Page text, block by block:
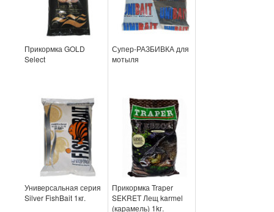
Прикормка GOLD
Select
Супер-РАЗБИВКА для
мотыля
Универсальная серия
Silver FishBait 1кг.
Прикормка Traper
SEKRET Лещ karmel
(карамель) 1kг.